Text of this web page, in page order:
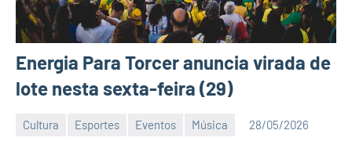
Energia Para Torcer anuncia virada de
lote nesta sexta-feira (29)
Cultura Esportes Eventos Música 28/05/2026